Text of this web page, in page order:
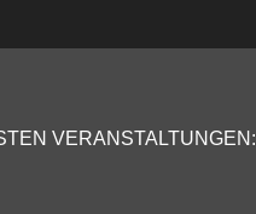
VERANSTALTUNGEN: